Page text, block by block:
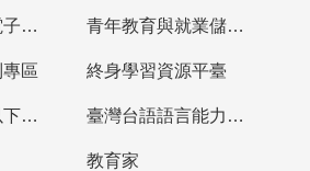
教育部統計處電子書櫃 青年教育與就業儲蓄帳戶
區 終身學習資源平臺
教育部高中等以下學校及幼兒園教師資格檢定考試 臺灣台語語言能力認證網站
教育家